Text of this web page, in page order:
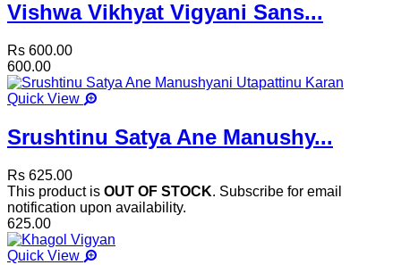
Vishwa Vikhyat Vigyani Sans...
Rs 600.00
600.00
Quick View
Srushtinu Satya Ane Manushy...
Rs 625.00
This product is OUT OF STOCK. Subscribe for email
notification upon availability.
625.00
Quick View